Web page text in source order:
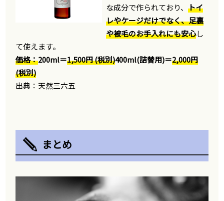
な成分で作られており、 トイ
レやケージだけでなく、足裏
や被毛のお手入れにも安心し
て使えます。
価格：200ml＝1,500円 (税別)400ml(詰替用)＝2,000円
(税別)
出典：天然三六五
まとめ